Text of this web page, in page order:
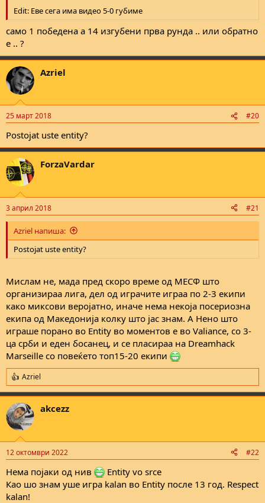
Edit: Еве сега има видео 5-0 губиме
само 1 победена а 14 изгубени прва рунда .. или обратно
е .. ?
Azriel
25 март 2018 #20
Postojat uste entity?
ForzaVardar
3 април 2018 #21
Azriel напиша:
Postojat uste entity?
Мислам не, мада пред скоро време од МЕСФ што
организираа лига, дел од играчите играа по 2-3 екипи
како миксови веројатно, иначе нема некоја посериозна
екипа од Македонија колку што јас знам. А Нено што
играше порано во Entity во моментов е во Valiance, со 3-
ца срби и еден босанец, и се пласираа на Dreamhack
Marseille со повеќето топ15-20 екипи
R
e
a
c
t
i
s
Azriel
akcezz
12 октомври 2022 #22
Нема појаки од нив
Entity vo srce
Као шо знам уше игра kalan во Entity после 13 год. Respect
kalan!